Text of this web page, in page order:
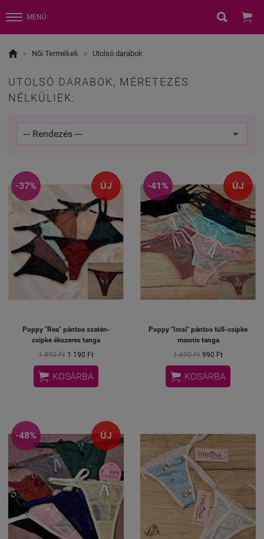
MENÜ  
 » Női Termékek » Utolsó darabok
UTOLSÓ DARABOK, MÉRETEZÉS
NÉLKÜLIEK:
ÚJ
-37%
Poppy "Rea" pántos szatén-
csipke ékszeres tanga
1 890 Ft 1 190 Ft
 KOSÁRBA
ÚJ
-41%
Poppy "Ircsi" pántos tüll-csipke
masnis tanga
1 690 Ft 990 Ft
 KOSÁRBA
ÚJ
-48%